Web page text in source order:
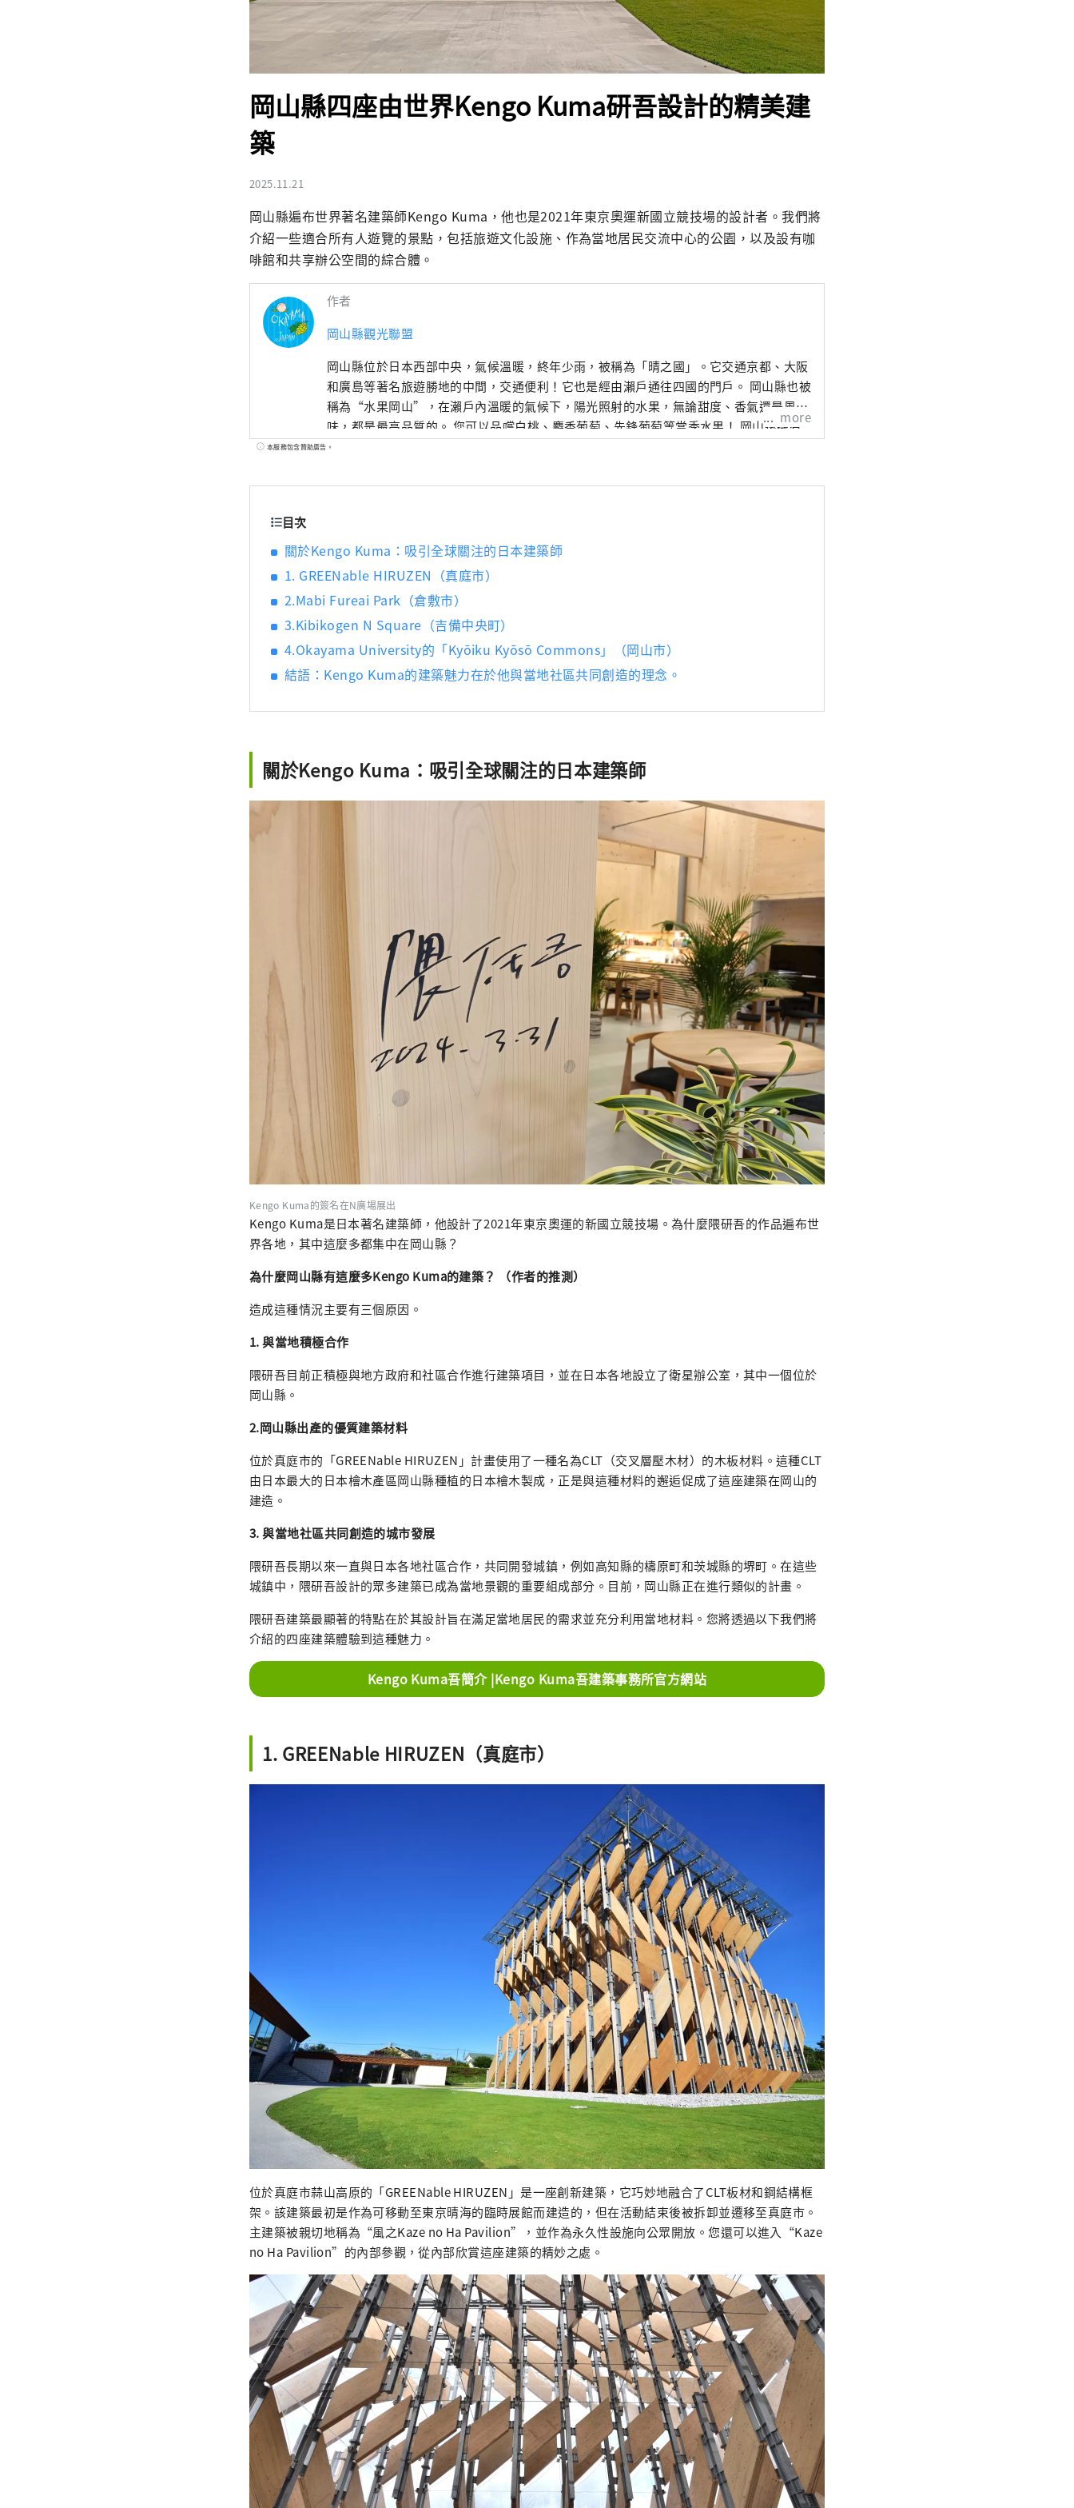
岡山縣四座由世界Kengo Kuma研吾設計的精美建
築
2025.11.21
岡山縣遍布世界著名建築師Kengo Kuma，他也是2021年東京奧運新國立競技場的設計者。我們將
介紹一些適合所有人遊覽的景點，包括旅遊文化設施、作為當地居民交流中心的公園，以及設有咖
啡館和共享辦公空間的綜合體。
作者
岡山縣觀光聯盟
岡山縣位於日本西部中央，氣候溫暖​​，終年少雨，被稱為「晴之國」。它交通京都、大阪
和廣島等著名旅遊勝地的中間，交通便利！它也是經由瀨戶通往四國的門戶。 岡山縣也被
稱為“水果岡山”，在瀨戶內溫暖的氣候下，陽光照射的水果，無論甜度、香氣還是風
味，都是最高品質的。 您可以品嚐白桃、麝香葡萄、先鋒葡萄等當季水果！ 岡山還擁有
世界級的旅遊景點，包括岡山城、日本三大名園之一的岡山後樂園以及擁有歷史、文化和
more
本服務包含贊助廣告。
目次
關於Kengo Kuma：吸引全球關注的日本建築師
1. GREENable HIRUZEN（真庭市）
2.Mabi Fureai Park（倉敷市）
3.Kibikogen N Square（吉備中央町）
4.Okayama University的「Kyōiku Kyōsō Commons」（岡山市）
結語：Kengo Kuma的建築魅力在於他與當地社區共同創造的理念。
關於Kengo Kuma：吸引全球關注的日本建築師
Kengo Kuma的簽名在N廣場展出
Kengo Kuma是日本著名建築師，他設計了2021年東京奧運的新國立競技場。為什麼隈研吾的作品遍布世
界各地，其中這麼多都集中在岡山縣？
為什麼岡山縣有這麼多Kengo Kuma的建築？ （作者的推測）
造成這種情況主要有三個原因。
1. 與當地積極合作
隈研吾目前正積極與地方政府和社區合作進行建築項目，並在日本各地設立了衛星辦公室，其中一個位於
岡山縣。
2.岡山縣出產的優質建築材料
位於真庭市的「GREENable HIRUZEN」計畫使用了一種名為CLT（交叉層壓木材）的木板材料。這種CLT
由日本最大的日本檜木產區岡山縣種植的日本檜木製成，正是與這種材料的邂逅促成了這座建築在岡山的
建造。
3. 與當地社區共同創造的城市發展
隈研吾長期以來一直與日本各地社區合作，共同開發城鎮，例如高知縣的檮原町和茨城縣的堺町。在這些
城鎮中，隈研吾設計的眾多建築已成為當地景觀的重要組成部分。目前，岡山縣正在進行類似的計畫。
隈研吾建築最顯著的特點在於其設計旨在滿足當地居民的需求並充分利用當地材料。您將透過以下我們將
介紹的四座建築體驗到這種魅力。
Kengo Kuma吾簡介 |Kengo Kuma吾建築事務所官方網站
1. GREENable HIRUZEN（真庭市）
位於真庭市蒜山高原的「GREENable HIRUZEN」是一座創新建築，它巧妙地融合了CLT板材和鋼結構框
架。該建築最初是作為可移動至東京晴海的臨時展館而建造的，但在活動結束後被拆卸並遷移至真庭市。
主建築被親切地稱為“風之Kaze no Ha Pavilion”，並作為永久性設施向公眾開放。您還可以進入“Kaze
no Ha Pavilion”的內部參觀，從內部欣賞這座建築的精妙之處。